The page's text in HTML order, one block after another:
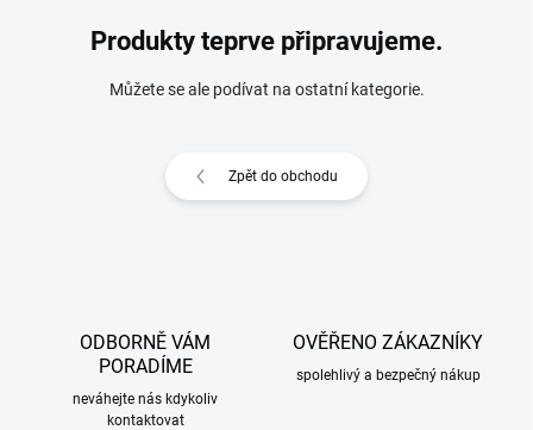
Produkty teprve připravujeme.
Můžete se ale podívat na ostatní kategorie.
Zpět do obchodu
ODBORNĚ VÁM
PORADÍME
neváhejte nás kdykoliv
kontaktovat
OVĚŘENO ZÁKAZNÍKY
spolehlivý a bezpečný nákup